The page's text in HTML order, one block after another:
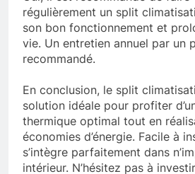
régulièrement un split
son bon fonctionnement et
vie. Un entretien annuel par un
recommandé.
En conclusion, le split
solution idéale pour profiter
thermique optimal tout en
économies d’énergie. Facile à
s’intègre parfaitement dans
intérieur. N’hésitez pas à